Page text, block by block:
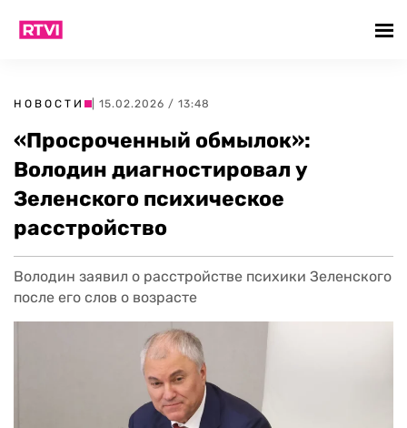
НОВОСТИ | 15.02.2026 / 13:48
«Просроченный обмылок»:
Володин диагностировал у
Зеленского психическое
расстройство
Володин заявил о расстройстве психики Зеленского
после его слов о возрасте